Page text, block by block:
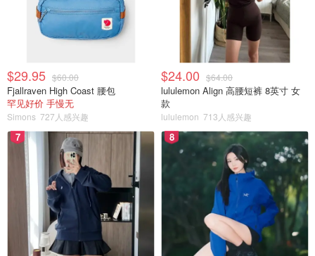
$29.95 $60.00
Fjallraven High Coast 腰包
罕见好价 手慢无
Simons 727人感兴趣
$24.00 $64.00
lululemon Align 高腰短裤 8英寸 女
款
lululemon 713人感兴趣
7 8